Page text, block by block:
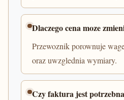
Dlaczego cena moze
Przewoznik porownuje
oraz uwzglednia wymiary.
Czy faktura jest